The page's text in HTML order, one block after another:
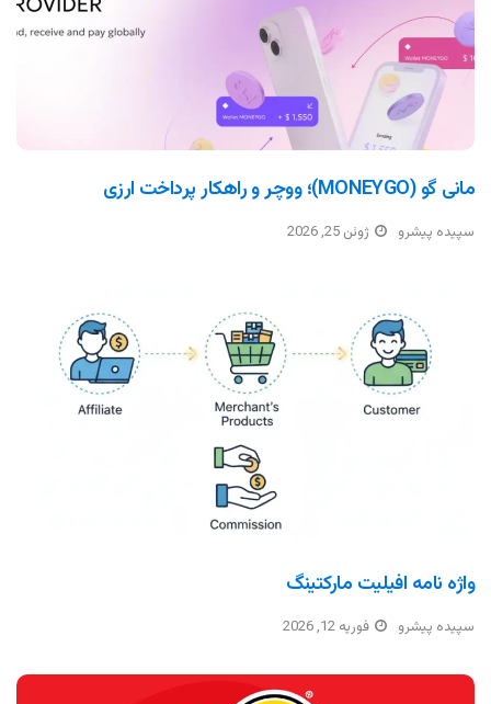
مانی گو (MONEYGO)؛ ووچر و راهکار پرداخت ارزی
سپیده پیشرو ژوئن 25, 2026
واژه نامه افیلیت مارکتینگ
سپیده پیشرو فوریه 12, 2026